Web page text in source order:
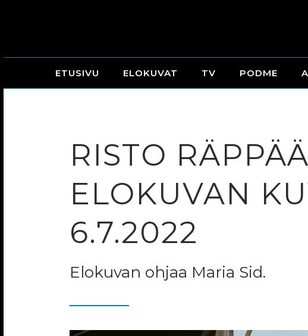
ETUSIVU ELOKUVAT TV PODME
RISTO
ELOKUVAN
6.7.2022
Elokuvan ohjaa Maria Sid.